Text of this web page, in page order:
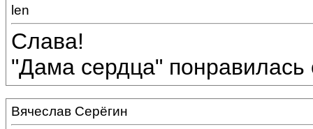
len
Слава!
"Дама сердца" понравилась
Вячеслав Серёгин